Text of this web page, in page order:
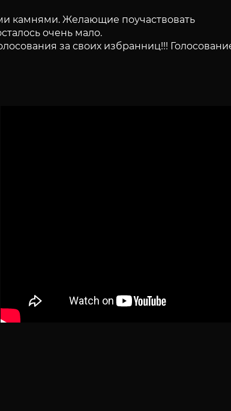
камнями. Желающие поучаствовать
очень мало.
за своих избранниц!!!